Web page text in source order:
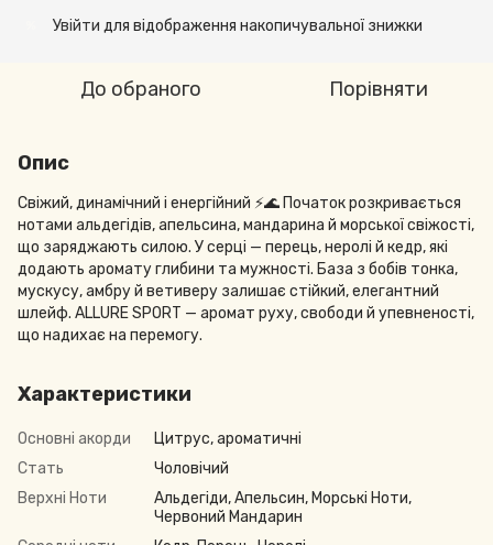
Увійти для відображення накопичувальної знижки
До обраного Порівняти
Опис
Свіжий, динамічний і енергійний ⚡️🌊 Початок розкривається
нотами альдегідів, апельсина, мандарина й морської свіжості,
що заряджають силою. У серці — перець, неролі й кедр, які
додають аромату глибини та мужності. База з бобів тонка,
мускусу, амбру й ветиверу залишає стійкий, елегантний
шлейф. ALLURE SPORT — аромат руху, свободи й упевненості,
що надихає на перемогу.
Характеристики
Основні акорди
Цитрус, ароматичні
Стать
Чоловічий
Верхні Ноти
Альдегіди, Апельсин, Морські Ноти,
Червоний Мандарин